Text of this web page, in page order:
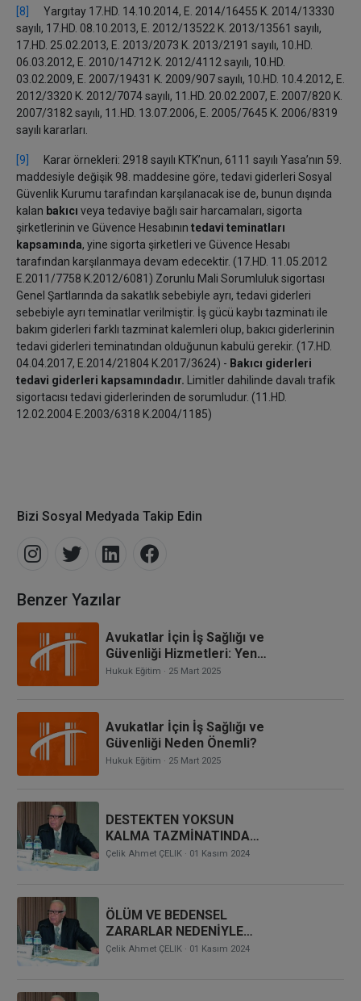
[8]
Yargıtay 17.HD. 14.10.2014, E. 2014/16455 K. 2014/13330
sayılı, 17.HD. 08.10.2013, E. 2012/13522 K. 2013/13561 sayılı,
17.HD. 25.02.2013, E. 2013/2073 K. 2013/2191 sayılı, 10.HD.
06.03.2012, E. 2010/14712 K. 2012/4112 sayılı, 10.HD.
03.02.2009, E. 2007/19431 K. 2009/907 sayılı, 10.HD. 10.4.2012, E.
2012/3320 K. 2012/7074 sayılı, 11.HD. 20.02.2007, E. 2007/820 K.
2007/3182 sayılı, 11.HD. 13.07.2006, E. 2005/7645 K. 2006/8319
sayılı kararları.
[9]
Karar örnekleri: 2918 sayılı KTK’nun, 6111 sayılı Yasa’nın 59.
maddesiyle değişik 98. maddesine göre, tedavi giderleri Sosyal
Güvenlik Kurumu tarafından karşılanacak ise de, bunun dışında
kalan bakıcı veya tedaviye bağlı sair harcamaları, sigorta
şirketlerinin ve Güvence Hesabının tedavi teminatları
kapsamında, yine sigorta şirketleri ve Güvence Hesabı
tarafından karşılanmaya devam edecektir. (17.HD. 11.05.2012
E.2011/7758 K.2012/6081) Zorunlu Mali Sorumluluk sigortası
Genel Şartlarında da sakatlık sebebiyle ayrı, tedavi giderleri
sebebiyle ayrı teminatlar verilmiştir. İş gücü kaybı tazminatı ile
bakım giderleri farklı tazminat kalemleri olup, bakıcı giderlerinin
tedavi giderleri teminatından olduğunun kabulü gerekir. (17.HD.
04.04.2017, E.2014/21804 K.2017/3624) - Bakıcı giderleri
tedavi giderleri kapsamındadır. Limitler dahilinde davalı trafik
sigortacısı tedavi giderlerinden de sorumludur. (11.HD.
12.02.2004 E.2003/6318 K.2004/1185)
Bizi Sosyal Medyada Takip Edin
Benzer Yazılar
Avukatlar İçin İş Sağlığı ve
Güvenliği Hizmetleri: Yeni
Mevzuat ve Uyum Süreci
Hukuk Eğitim · 25 Mart 2025
Avukatlar İçin İş Sağlığı ve
Güvenliği Neden Önemli?
Hukuk Eğitim · 25 Mart 2025
DESTEKTEN YOKSUN
KALMA TAZMİNATINDA
DESTEK PAYLARI
Çelik Ahmet ÇELIK · 01 Kasım 2024
ÖLÜM VE BEDENSEL
ZARARLAR NEDENİYLE
TAZMİNAT DAVALARINDA
Çelik Ahmet ÇELIK· 01 Kasım 2024